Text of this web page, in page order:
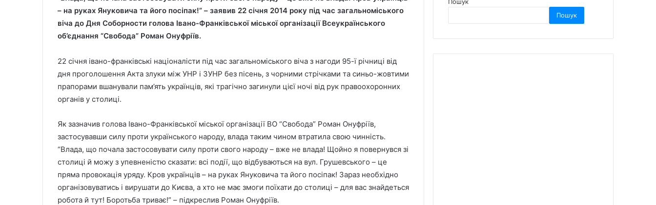
– на руках Януковича та його посіпак!” – заявив 22 січня 2014 року під час загальноміського
віча до Дня Соборности голова Івано-Франківської міської організації Всеукраїнського
об’єднання “Свобода” Роман Онуфріїв.
22 січня івано-франківські націоналісти під час загальноміського віча з нагоди 95-ї річниці від
дня проголошення Акта злуки між УНР і ЗУНР без пісень, з чорними стрічками та синьо-жовтими
прапорами вшанували пам’ять українців, які трагічно загинули цієї ночі від рук правоохоронних
органів у столиці.
Як зазначив голова Івано-Франківської міської організації ВО “Свобода” Роман Онуфріїв,
застосувавши силу проти українського народу, влада таким чином втратила свою чинність.
“Влада, що почала застосовувати силу проти свого народу – вже не влада! Щойно я повернувся зі
столиці й можу з упевненістю сказати: всі події, що відбуваються на вул. Грушевського – це
пряма провокація уряду. Кров українців – на руках Януковича та його посіпак! Зараз необхідно
організовуватись і вирушати до Києва, а хто не має змоги поїхати до столиці – для вас знайдеться
робота й тут! Боротьба триває!” – підкреслив Роман Онуфріїв.
Пошук